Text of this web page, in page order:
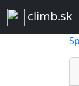
climb.sk